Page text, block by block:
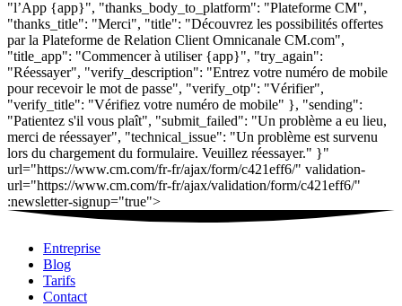
Entreprise
Blog
Tarifs
Contact